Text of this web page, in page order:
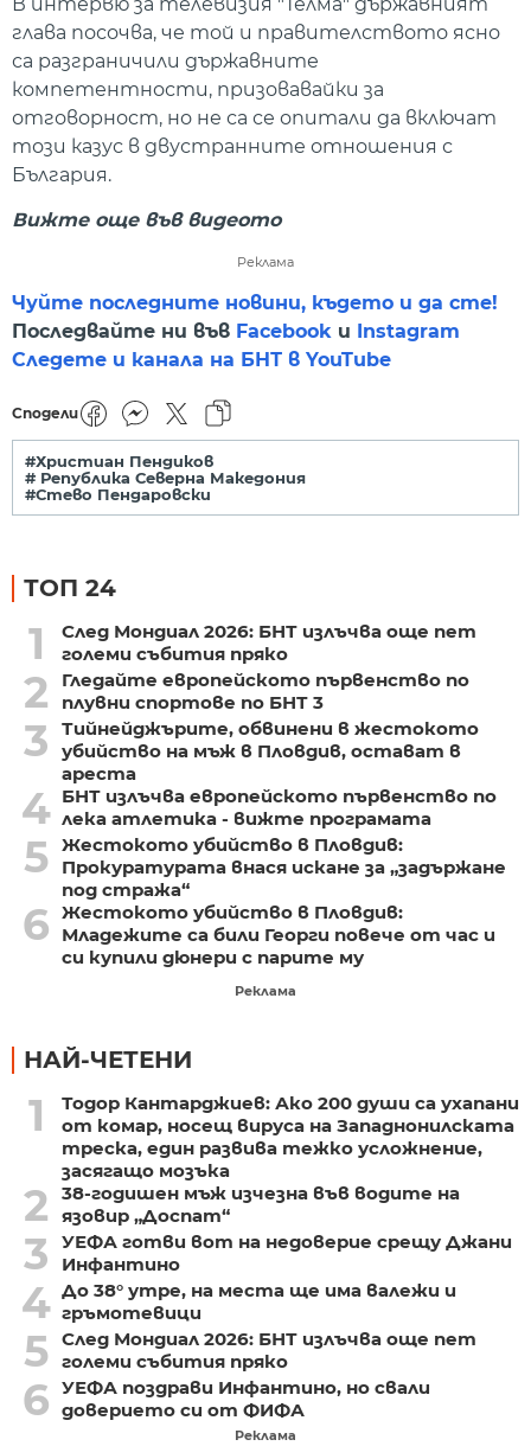
глава посочва, че той и правителството ясно
са разграничили държавните
компетентности, призовавайки за
отговорност, но не са се опитали да включат
този казус в двустранните отношения с
България.
Вижте още във видеото
Реклама
Чуйте последните новини, където и да сте!
Последвайте ни във Facebook и
Instagram
Следете и канала на БНТ в YouTube
Сподели
#Христиан Пендиков
# Република Северна Македония
#Стево Пендаровски
ТОП 24
1
След Мондиал 2026: БНТ излъчва още пет
големи събития пряко
2
Гледайте европейското първенство по
плувни спортове по БНТ 3
3
Тийнейджърите, обвинени в жестокото
убийство на мъж в Пловдив, остават в
ареста
4 БНТ излъчва европейското първенство по
лека атлетика - вижте програмата
5 Жестокото убийство в Пловдив:
Прокуратурата внася искане за „задържане
под стража“
6 Жестокото убийство в Пловдив:
Младежите са били Георги повече от час и
си купили дюнери с парите му
Реклама
НАЙ-ЧЕТЕНИ
1
Тодор Кантарджиев: Ако 200 души са ухапани
от комар, носещ вируса на Западнонилската
треска, един развива тежко усложнение,
засягащо мозъка
2
38-годишен мъж изчезна във водите на
язовир „Доспат“
3
УЕФА готви вот на недоверие срещу Джани
Инфантино
4 До 38° утре, на места ще има валежи и
гръмотевици
5 След Мондиал 2026: БНТ излъчва още пет
големи събития пряко
6 УЕФА поздрави Инфантино, но свали
доверието си от ФИФА
Реклама